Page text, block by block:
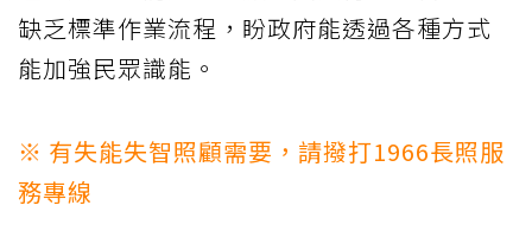
缺乏標準作業流程，盼政府能透過各種方式
能加強民眾識能。
※ 有失能失智照顧需要，請撥打1966長照服
務專線